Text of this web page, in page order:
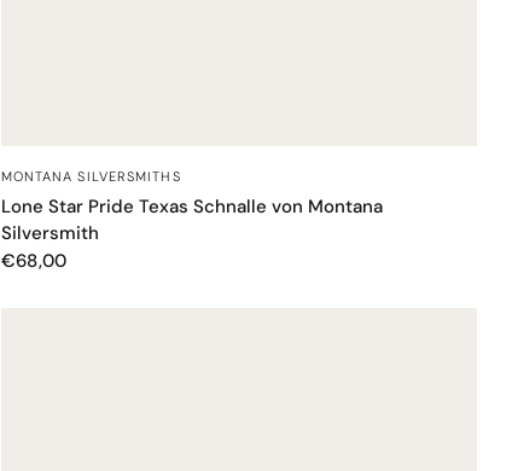
SCHNELLANSICHT
MONTANA SILVERSMITHS
Lone Star Pride Texas Schnalle von Montana
Silversmith
€68,00